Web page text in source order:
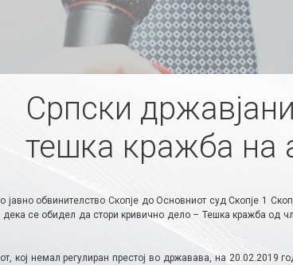
Српски
тешка кражба на
јавно обвинителство Скопје до Основниот суд Скопје 1
дека се обидел да стори кривично дело – Тешка кражба од
кој немал регулиран престој во државава, на 20.02.2019